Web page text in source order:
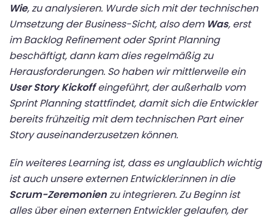
Wie, zu analysieren. Wurde sich mit der technischen
Umsetzung der Business-Sicht, also dem Was, erst
im Backlog Refinement oder Sprint Planning
beschäftigt, dann kam dies regelmäßig zu
Herausforderungen. So haben wir mittlerweile ein
User Story Kickoffeingeführt, der außerhalb vom
Sprint Planning stattfindet, damit sich die Entwickler
bereits frühzeitig mit dem technischen Part einer
Story auseinanderzusetzen können.
Ein weiteres Learning ist, dass es unglaublich wichtig
ist auch unsere externen Entwickler:innen in die
Scrum-Zeremonienzu integrieren. Zu Beginn ist
alles über einen externen Entwickler gelaufen, der